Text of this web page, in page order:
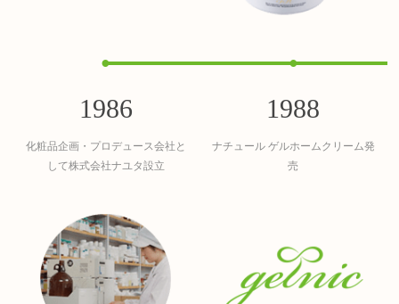
●
1986
化粧品企画・プロデュース会社と
して株式会社ナユタ設立
●
1988
ナチュール ゲルホームクリーム発
売